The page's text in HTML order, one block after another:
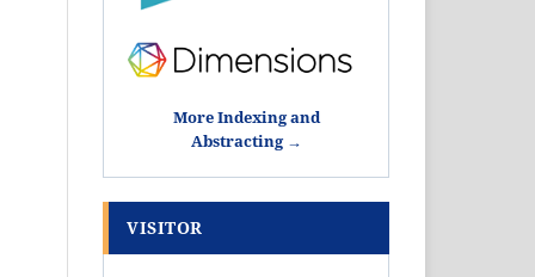
More Indexing and
Abstracting →
VISITOR